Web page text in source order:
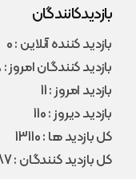
بازدیدکانندگان
بازدید کننده آنلاین : 0
بازدید کنندگان امروز : 8
بازدید امروز : 11
بازدید دیروز : 110
کل بازدید ها : 13110
کل بازدید کنندگان : 8587